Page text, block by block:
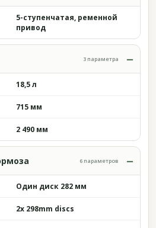
5-ступенчатая, ременной
привод
3 параметра
18,5 л
715 мм
2 490 мм
6 параметров
Один диск 282 мм
2x 298mm discs